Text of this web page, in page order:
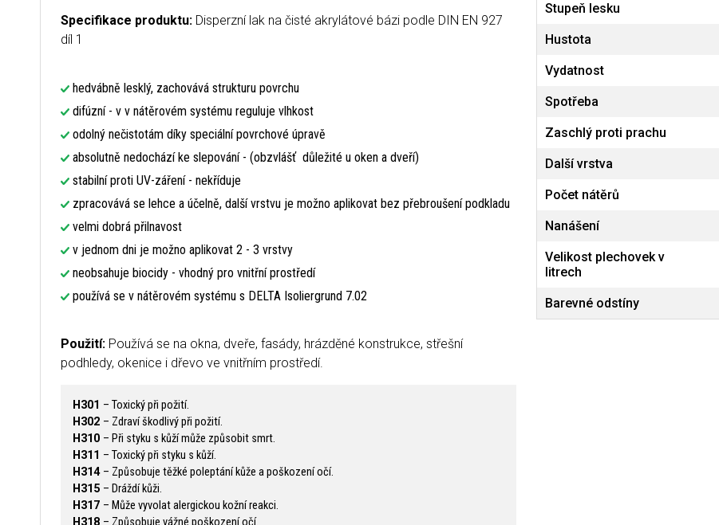
Specifikace produktu: Disperzní lak na čisté akrylátové bázi podle DIN EN 927
díl 1
hedvábně lesklý, zachovává strukturu povrchu
difúzní - v v nátěrovém systému reguluje vlhkost
odolný nečistotám díky speciální povrchové úpravě
absolutně nedochází ke slepování - (obzvlášť důležité u oken a dveří)
stabilní proti UV-záření - nekříduje
zpracovává se lehce a účelně, další vrstvu je možno aplikovat bez přebroušení podkladu
velmi dobrá přilnavost
v jednom dni je možno aplikovat 2 - 3 vrstvy
neobsahuje biocidy - vhodný pro vnitřní prostředí
používá se v nátěrovém systému s DELTA Isoliergrund 7.02
Použití: Používá se na okna, dveře, fasády, hrázděné konstrukce, střešní
podhledy, okenice i dřevo ve vnitřním prostředí.
H301 – Toxický při požití.
H302 – Zdraví škodlivý při požití.
H310 – Při styku s kůží může způsobit smrt.
H311 – Toxický při styku s kůží.
H314 – Způsobuje těžké poleptání kůže a poškození očí.
H315 – Dráždí kůži.
H317 – Může vyvolat alergickou kožní reakci.
H318 – Způsobuje vážné poškození očí.
Stupeň lesku
Hustota
Vydatnost
Spotřeba
Zaschlý proti prachu
Další vrstva
Počet nátěrů
Nanášení
Velikost plechovek v
litrech
Barevné odstíny